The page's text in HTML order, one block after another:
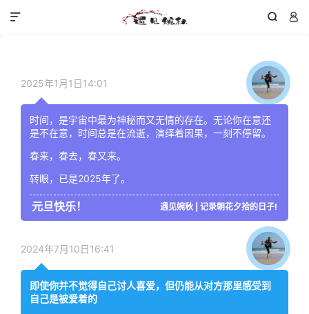
 

2025年1月1日14:01
时间，是宇宙中最为神秘而又无情的存在。无论你在意还
是不在意，时间总是在流逝，演绎着因果，一刻不停留。
春来，春去，春又来。
转眼，已是2025年了。
元旦快乐！ 遇见婉秋 | 记录朝花夕拾的日子!
2024年7月10日16:41
即使你并不觉得自己讨人喜爱，但仍能从对方那里感受到
自己是被爱着的